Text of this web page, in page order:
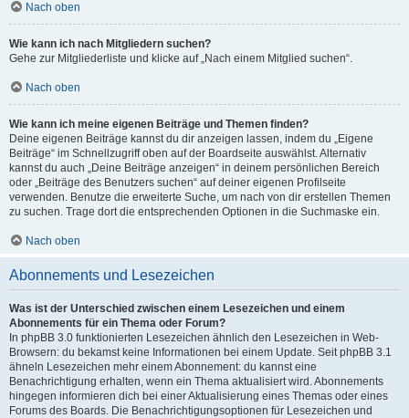
Nach oben
Wie kann ich nach Mitgliedern suchen?
Gehe zur Mitgliederliste und klicke auf „Nach einem Mitglied suchen“.
Nach oben
Wie kann ich meine eigenen Beiträge und Themen finden?
Deine eigenen Beiträge kannst du dir anzeigen lassen, indem du „Eigene
Beiträge“ im Schnellzugriff oben auf der Boardseite auswählst. Alternativ
kannst du auch „Deine Beiträge anzeigen“ in deinem persönlichen Bereich
oder „Beiträge des Benutzers suchen“ auf deiner eigenen Profilseite
verwenden. Benutze die erweiterte Suche, um nach von dir erstellen Themen
zu suchen. Trage dort die entsprechenden Optionen in die Suchmaske ein.
Nach oben
Abonnements und Lesezeichen
Was ist der Unterschied zwischen einem Lesezeichen und einem
Abonnements für ein Thema oder Forum?
In phpBB 3.0 funktionierten Lesezeichen ähnlich den Lesezeichen in Web-
Browsern: du bekamst keine Informationen bei einem Update. Seit phpBB 3.1
ähneln Lesezeichen mehr einem Abonnement: du kannst eine
Benachrichtigung erhalten, wenn ein Thema aktualisiert wird. Abonnements
hingegen informieren dich bei einer Aktualisierung eines Themas oder eines
Forums des Boards. Die Benachrichtigungsoptionen für Lesezeichen und